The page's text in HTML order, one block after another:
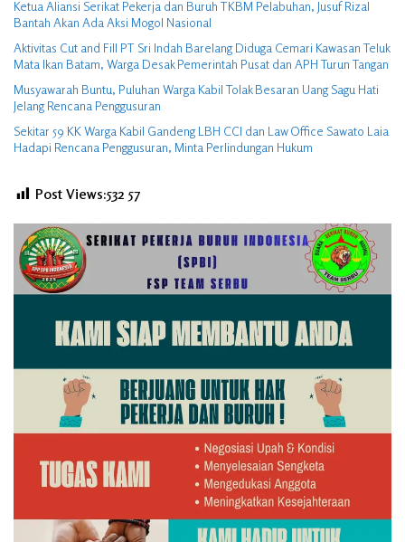
Ketua Aliansi Serikat Pekerja dan Buruh TKBM Pelabuhan, Jusuf Rizal
Bantah Akan Ada Aksi Mogol Nasional
Aktivitas Cut and Fill PT Sri Indah Barelang Diduga Cemari Kawasan Teluk
Mata Ikan Batam, Warga Desak Pemerintah Pusat dan APH Turun Tangan
Musyawarah Buntu, Puluhan Warga Kabil Tolak Besaran Uang Sagu Hati
Jelang Rencana Penggusuran
Sekitar 59 KK Warga Kabil Gandeng LBH CCI dan Law Office Sawato Laia
Hadapi Rencana Penggusuran, Minta Perlindungan Hukum
Post Views:532 57